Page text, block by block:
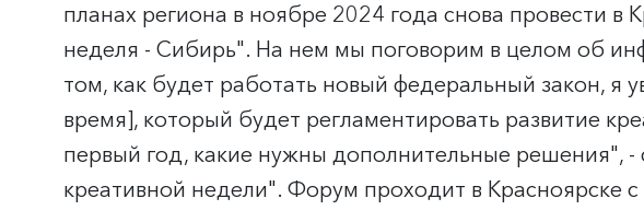
планах региона в ноябре 2024 года снова провести в
неделя - Сибирь". На нем мы поговорим в целом об
том, как будет работать новый федеральный закон, я
время], который будет регламентировать развитие
первый год, какие нужны дополнительные решения",
креативной недели". Форум проходит в Красноярске